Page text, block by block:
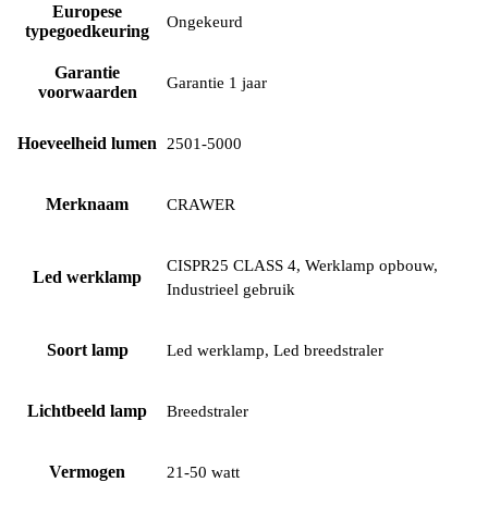
Europese
typegoedkeuring
Ongekeurd
Garantie
voorwaarden
Garantie 1 jaar
Hoeveelheid lumen 2501-5000
Merknaam CRAWER
Led werklamp
CISPR25 CLASS 4, Werklamp opbouw,
Industrieel gebruik
Soort lamp Led werklamp, Led breedstraler
Lichtbeeld lamp Breedstraler
Vermogen 21-50 watt